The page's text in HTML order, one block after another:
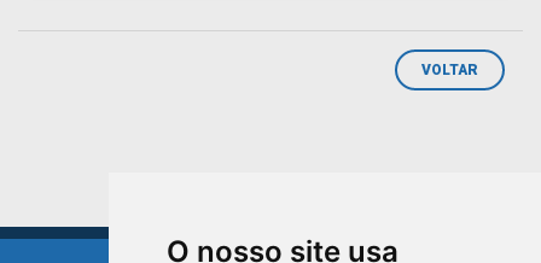
O nosso site usa
VOLTAR